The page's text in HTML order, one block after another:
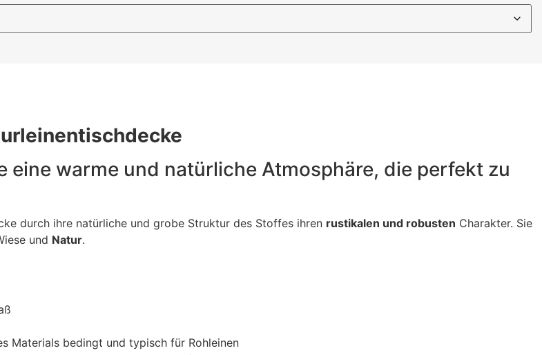
eine warme und natürliche Atmosphäre, die perfekt zu
durch ihre natürliche und grobe Struktur des Stoffes ihren rustikalen und robusten Charakter. Sie
und Natur.
Materials bedingt und typisch für Rohleinen